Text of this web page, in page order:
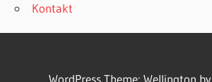
Kontakt
WordPress Theme: Wellington by